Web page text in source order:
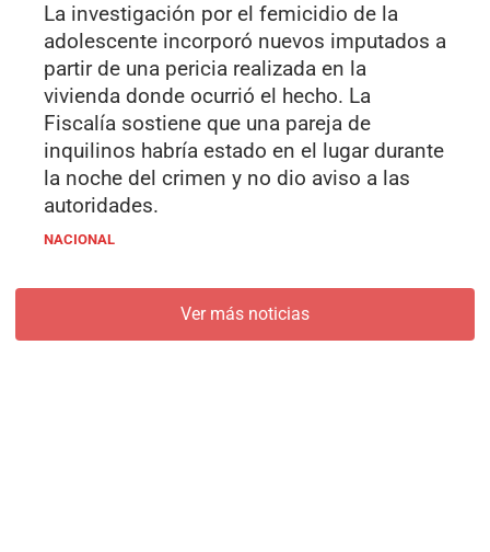
La investigación por el femicidio de la
adolescente incorporó nuevos imputados a
partir de una pericia realizada en la
vivienda donde ocurrió el hecho. La
Fiscalía sostiene que una pareja de
inquilinos habría estado en el lugar durante
la noche del crimen y no dio aviso a las
autoridades.
NACIONAL
Ver más noticias